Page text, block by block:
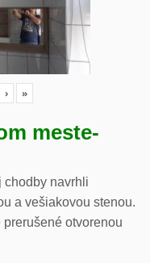
› »
meste-
chodby navrhli
a vešiakovou stenou.
otvorenou